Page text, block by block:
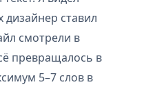
дизайнер ставил
смотрели в
превращалось в
5–7 слов в